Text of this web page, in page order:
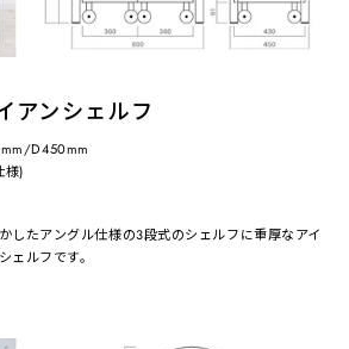
アンシェルフ
D450mm
様)
したアングル仕様の3段式のシェルフに重厚なアイ
ェルフです。